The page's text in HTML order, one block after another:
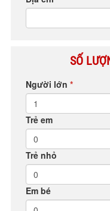
SỐ
Người lớn *
Trẻ em
Trẻ nhỏ
Em bé